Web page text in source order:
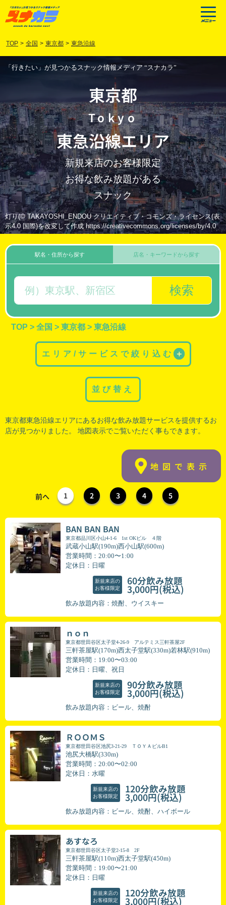
TOP > 全国 > 東京都 > 東急沿線
「行きたい」が見つかるスナック情報メディア “スナカラ”
東京都
Tokyo
東急沿線エリア
新規来店のお客様限定
お得な飲み放題がある
スナック
灯り(© TAKAYOSHI_ENDOU クリエイティブ・コモンズ・ライセンス(表
示4.0 国際)を改変して作成 https://creativecommons.org/licenses/by/4.0
駅名・住所から探す
検索
店名・キーワードから探す
TOP > 全国 > 東京都 > 東急沿線
エリア/サービスで絞り込む ＋
並び替え
東京都東急沿線エリアにあるお得な飲み放題サービスを提供するお
店が見つかりました。 地図表示でご覧いただく事もできます。
地図で表示
前へ 1 2 3 4 5
BAN BAN BAN
東京都品川区小山4-1-6 1st OKビル ４階
武蔵小山駅(190m)西小山駅(600m)
営業時間：20:00〜1:00
定休日：日曜
新規来店の
お客様限定
60分飲み放題
3,000円(税込)
飲み放題内容：焼酎、ウイスキー
ｎｏｎ
東京都世田谷区太子堂4-26-9 アルテミス三軒茶屋2F
三軒茶屋駅(170m)西太子堂駅(330m)若林駅(910m)
営業時間：19:00〜03:00
定休日：日曜、祝日
新規来店の
お客様限定
90分飲み放題
3,000円(税込)
飲み放題内容：ビール、焼酎
ＲＯＯＭＳ
東京都世田谷区池尻3-21-29 ＴＯＹＡビルB1
池尻大橋駅(330m)
営業時間：20:00〜02:00
定休日：水曜
新規来店の
お客様限定
120分飲み放題
3,000円(税込)
飲み放題内容：ビール、焼酎、ハイボール
あすなろ
東京都世田谷区太子堂2-15-8 2F
三軒茶屋駅(110m)西太子堂駅(450m)
営業時間：19:00〜21:00
定休日：日曜
新規来店の
お客様限定
120分飲み放題
3,000円(税込)